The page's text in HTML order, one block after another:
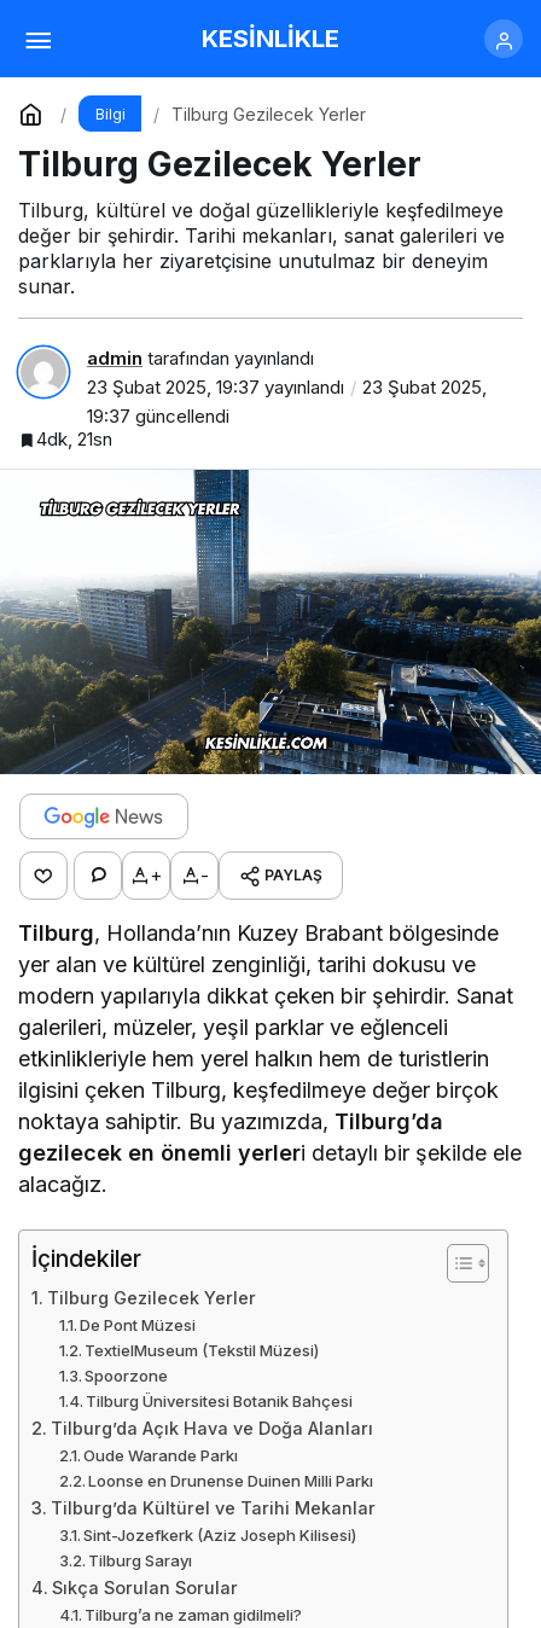
KESİNLİKLE
Bilgi Tilburg Gezilecek Yerler
Tilburg Gezilecek Yerler
Tilburg, kültürel ve doğal güzellikleriyle keşfedilmeye
değer bir şehirdir. Tarihi mekanları, sanat galerileri ve
parklarıyla her ziyaretçisine unutulmaz bir deneyim
sunar.
admin tarafından yayınlandı
23 Şubat 2025, 19:37 yayınlandı
23 Şubat 2025,
19:37 güncellendi
4dk, 21sn
+ - PAYLAŞ
Tilburg, Hollanda’nın Kuzey Brabant bölgesinde
yer alan ve kültürel zenginliği, tarihi dokusu ve
modern yapılarıyla dikkat çeken bir şehirdir. Sanat
galerileri, müzeler, yeşil parklar ve eğlenceli
etkinlikleriyle hem yerel halkın hem de turistlerin
ilgisini çeken Tilburg, keşfedilmeye değer birçok
noktaya sahiptir. Bu yazımızda, Tilburg’da
gezilecek en önemli yerleri detaylı bir şekilde ele
alacağız.
İçindekiler
Tilburg Gezilecek Yerler
De Pont Müzesi
TextielMuseum (Tekstil Müzesi)
Spoorzone
Tilburg Üniversitesi Botanik Bahçesi
Tilburg’da Açık Hava ve Doğa Alanları
Oude Warande Parkı
Loonse en Drunense Duinen Milli Parkı
Tilburg’da Kültürel ve Tarihi Mekanlar
Sint-Jozefkerk (Aziz Joseph Kilisesi)
Tilburg Sarayı
Sıkça Sorulan Sorular
Tilburg’a ne zaman gidilmeli?
Alkollüyken Tansiyon İlacı İçilir mi?
Yorum Yap